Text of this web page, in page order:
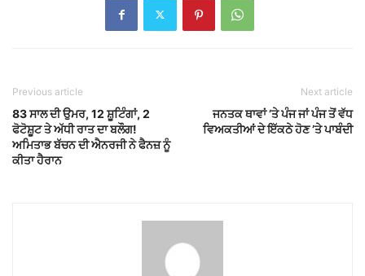
Previous article
83 ਸਾਲ ਦੀ ਉਮਰ, 12 ਸ਼ੂਟਿੰਗਾਂ, 2
ਫੋਟੋਸ਼ੂਟ ਤੇ ਅੱਧੀ ਰਾਤ ਦਾ ਬਲੌਗ!
ਅਮਿਤਾਭ ਬੱਚਨ ਦੀ ਐਨਰਜੀ ਨੇ ਫੈਨਜ਼ ਨੂੰ
ਕੀਤਾ ਹੈਰਾਨ
Next article
ਜਨਤਕ ਥਾਵਾਂ ’ਤੇ ਪੰਜ ਜਾਂ ਪੰਜ ਤੋਂ ਵੱਧ
ਵਿਅਕਤੀਆਂ ਦੇ ਇੱਕਠੇ ਹੋਣ ’ਤੇ ਪਾਬੰਦੀ